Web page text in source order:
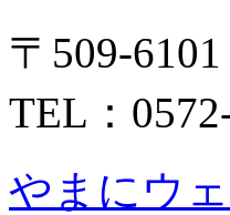
〒509-
TEL：
やまにウ